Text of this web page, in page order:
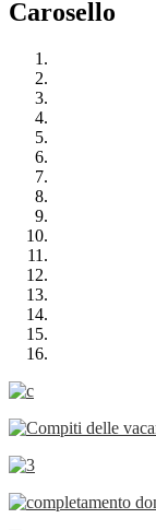
Carosello